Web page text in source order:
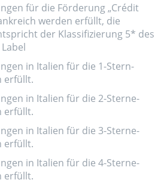
für die Förderung „Crédit
werden erfüllt, die
der Klassifizierung 5* des
in Italien für die 1-Stern-
erfüllt.
in Italien für die 2-Sterne-
erfüllt.
in Italien für die 3-Sterne-
erfüllt.
in Italien für die 4-Sterne-
erfüllt.